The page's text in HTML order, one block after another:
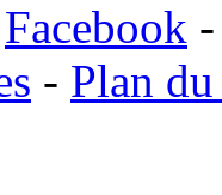
Facebook
- Plan